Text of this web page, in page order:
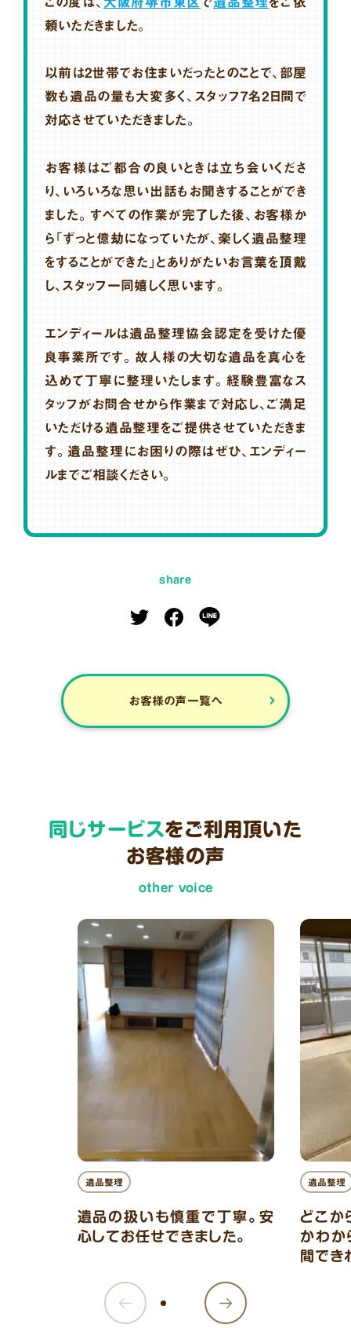
頼いただきました。
以前は2世帯でお住まいだったとのことで、部屋
数も遺品の量も大変多く、スタッフ7名2日間で
対応させていただきました。
お客様はご都合の良いときは立ち会いくださ
り、いろいろな思い出話もお聞きすることができ
ました。すべての作業が完了した後、お客様か
ら「ずっと億劫になっていたが、楽しく遺品整理
をすることができた」とありがたいお言葉を頂戴
し、スタッフ一同嬉しく思います。
エンディールは遺品整理協会認定を受けた優
良事業所です。故人様の大切な遺品を真心を
込めて丁寧に整理いたします。経験豊富なス
タッフがお問合せから作業まで対応し、ご満足
いただける遺品整理をご提供させていただきま
す。遺品整理にお困りの際はぜひ、エンディー
ルまでご相談ください。
share
お客様の声一覧へ
同じサービスをご利用頂いた
お客様の声
other voice
遺品整理
遺品の扱いも慎重で丁寧。安
心してお任せできました。
遺品整理
どこか
かわか
間でき